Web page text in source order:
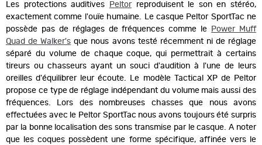
Les protections auditives Peltorreproduisent le son en stéréo,
exactement comme l'ouïe humaine. Le casque Peltor SportTac ne
possède pas de réglages de fréquences comme le
Power Muff
Quad de Walker's que nous avons testé récemment ni de réglage
séparé du volume de chaque coque, qui permettrait à certains
tireurs ou chasseurs ayant un souci d'audition à l'une de leurs
oreilles d'équilibrer leur écoute. Le modèle Tactical XP de Peltor
propose ce type de réglage indépendant du volume mais aussi des
fréquences. Lors des nombreuses chasses que nous avons
effectuées avec le Peltor SportTac nous avons toujours été surpris
par la bonne localisation des sons transmise par le casque. A noter
que les coques possèdent une forme spécifique, affinée vers le